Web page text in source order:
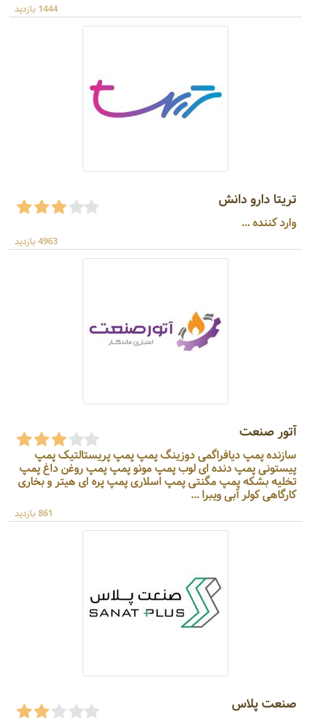
1444 بازدید
تریتا دارو دانش
وارد کننده ...
4963 بازدید
آتور صنعت
سازنده پمپ دیافراگمی دوزینگ پمپ پمپ پریستالتیک پمپ
پیستونی پمپ دنده ای لوب پمپ مونو پمپ پمپ روغن داغ پمپ
تخلیه بشکه پمپ مگنتی پمپ اسلاری پمپ پره ای هیتر و بخاری
کارگاهی کولر آبی ویبرا ...
861 بازدید
صنعت پلاس